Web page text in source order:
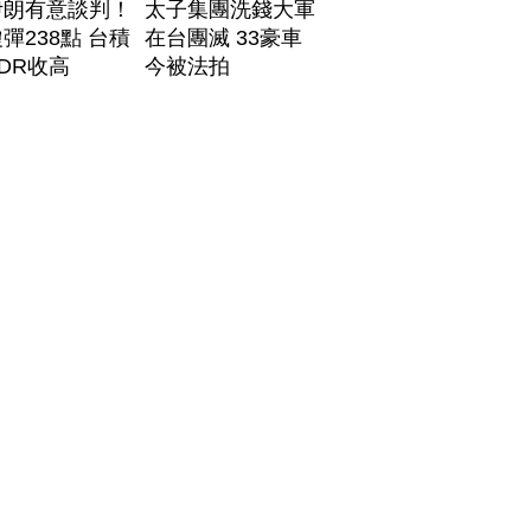
有意談判！
238點 台積
收高
太子集團洗錢大軍
在台團滅 33豪車
今被法拍